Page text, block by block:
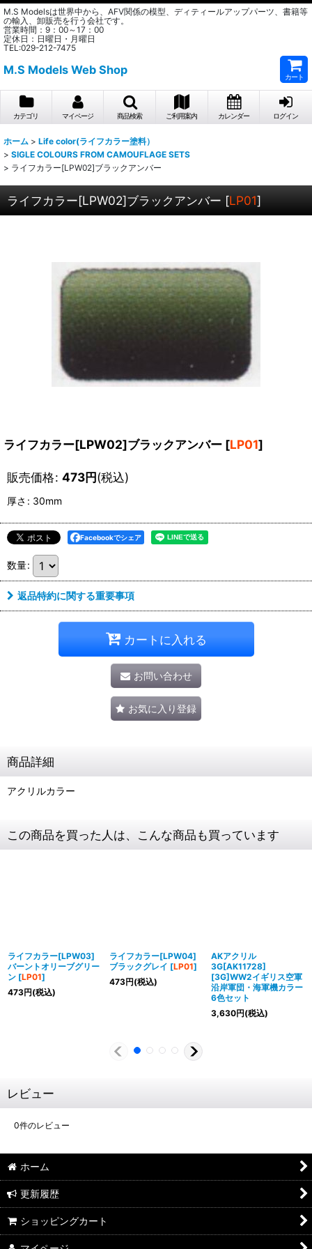
M.S Modelsは世界中から、AFV関係の模型、ディティールアップパーツ、書籍等
の輸入、卸販売を行う会社です。
営業時間：9：00～17：00
定休日：日曜日・月曜日
TEL:029-212-7475
M.S Models Web Shop
カート
カテゴリ マイページ 商品検索 ご利用案内 カレンダー ログイン
ホーム > Life color(ライフカラー塗料）
> SIGLE COLOURS FROM CAMOUFLAGE SETS
> ライフカラー[LPW02]ブラックアンバー
ライフカラー[LPW02]ブラックアンバー [LP01]
ライフカラー[LPW02]ブラックアンバー [LP01]
販売価格: 473円(税込)
厚さ : 30mm
Facebookでシェア
数量:
返品特約に関する重要事項
カートに入れる
お問い合わせ
お気に入り登録
商品詳細
アクリルカラー
この商品を買った人は、こんな商品も買っています
ライフカラー[LPW03]
バーントオリーブグリー
ン [LP01]
473円(税込)
ライフカラー[LPW04]
ブラックグレイ [LP01]
473円(税込)
AKアクリル
3G[AK11728]
[3G]WW2イギリス空軍
沿岸軍団・海軍機カラー
6色セット
3,630円(税込)
レビュー
0件のレビュー
ホーム
更新履歴
ショッピングカート